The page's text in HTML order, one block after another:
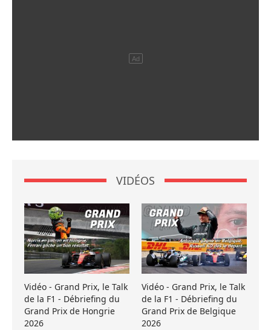
VIDÉOS
Vidéo - Grand Prix, le Talk
de la F1 - Débriefing du
Grand Prix de Hongrie
2026
Vidéo - Grand Prix, le Talk
de la F1 - Débriefing du
Grand Prix de Belgique
2026